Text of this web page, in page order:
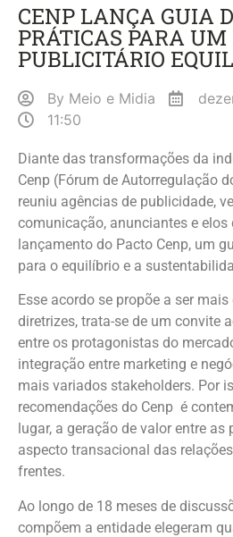
CENP LANÇA GUIA
PRÁTICAS PARA UM
PUBLICITÁRIO
By Meio e Midia
11:50
Diante das transformações da
Cenp (Fórum de Autorregulação
reuniu agências de publicidade,
comunicação, anunciantes e
lançamento do Pacto Cenp, um
para o equilíbrio e a
Esse acordo se propõe a ser
diretrizes, trata-se de um convite
entre os protagonistas do
integração entre marketing e
mais variados stakeholders. Por
recomendações do Cenp é
lugar, a geração de valor entre as
aspecto transacional das
frentes.
Ao longo de 18 meses de
compõem a entidade elegeram